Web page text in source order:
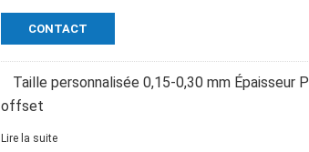
CONTACT
Taille personnalisée 0,15-0,30 mm Épaisseur
offset
Lire la suite